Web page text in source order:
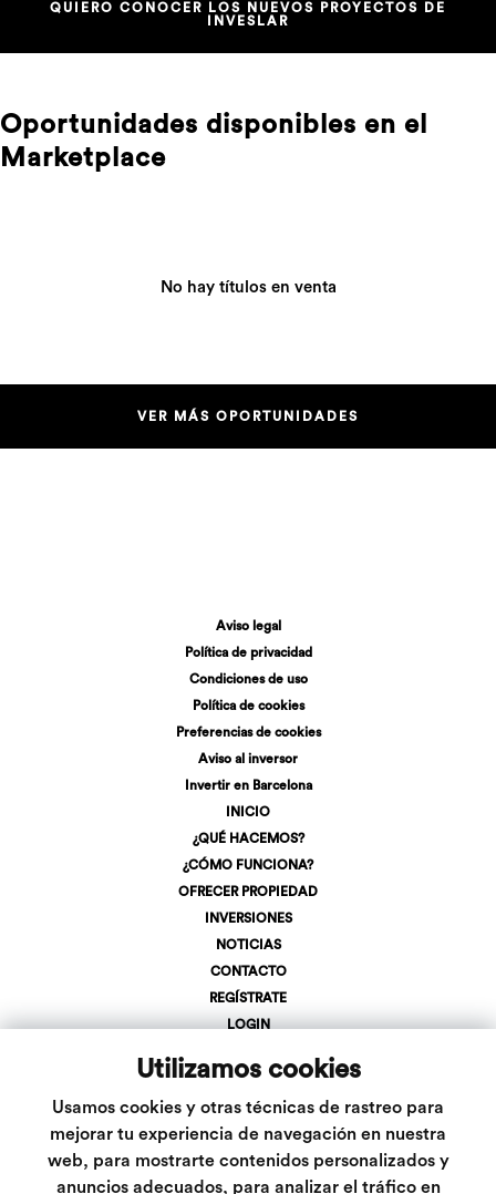
Utilizamos cookies
Usamos cookies y otras técnicas de rastreo para
mejorar tu experiencia de navegación en nuestra
web, para mostrarte contenidos personalizados y
anuncios adecuados, para analizar el tráfico en
QUIERO CONOCER LOS NUEVOS PROYECTOS DE
INVESLAR
Oportunidades disponibles en el
Marketplace
No hay títulos en venta
VER MÁS OPORTUNIDADES
Aviso legal
Política de privacidad
Condiciones de uso
Política de cookies
Preferencias de cookies
Aviso al inversor
Invertir en Barcelona
INICIO
¿QUÉ HACEMOS?
¿CÓMO FUNCIONA?
OFRECER PROPIEDAD
INVERSIONES
NOTICIAS
CONTACTO
REGÍSTRATE
LOGIN
info@inveslar.com
Follow us